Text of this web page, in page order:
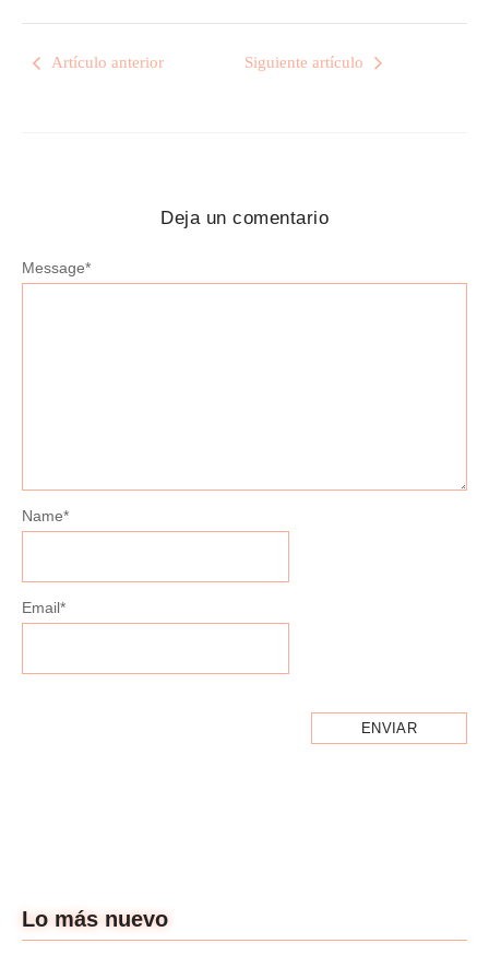
Artículo anterior Siguiente artículo
Deja un comentario
Message*
Name*
Email*
Lo más nuevo